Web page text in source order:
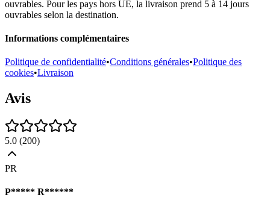
ouvrables. Pour les pays hors UE, la livraison prend 5 à 14 jours
ouvrables selon la destination.
Informations complémentaires
Politique de confidentialité•Conditions générales•Politique des
cookies•Livraison
Avis
5.0 (200)
PR
P***** R******